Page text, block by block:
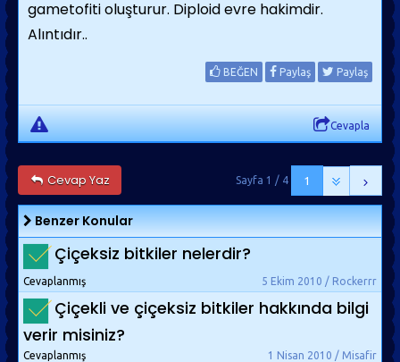
gametofiti oluşturur. Diploid evre hakimdir.
Alıntıdır..
BEĞEN Paylaş Paylaş
Cevapla
Cevap Yaz 1
Sayfa 1 / 4
Benzer Konular
Çiçeksiz bitkiler nelerdir?
5 Ekim 2010 / Rockerrr
Cevaplanmış
Çiçekli ve çiçeksiz bitkiler hakkında bilgi
verir misiniz?
1 Nisan 2010 / Misafir
Cevaplanmış